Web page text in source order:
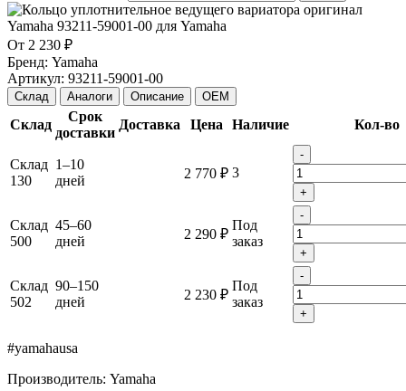
От 2 230 ₽
Бренд: Yamaha
Артикул: 93211-59001-00
Склад Аналоги Описание OEM
Склад
Срок
доставки
Доставка Цена Наличие Кол-во
Склад
130
1–10
дней
2 770 ₽ 3
-
+
Склад
500
45–60
дней
2 290 ₽
Под
заказ
-
+
Склад
502
90–150
дней
2 230 ₽
Под
заказ
-
+
#yamahausa
Производитель: Yamaha